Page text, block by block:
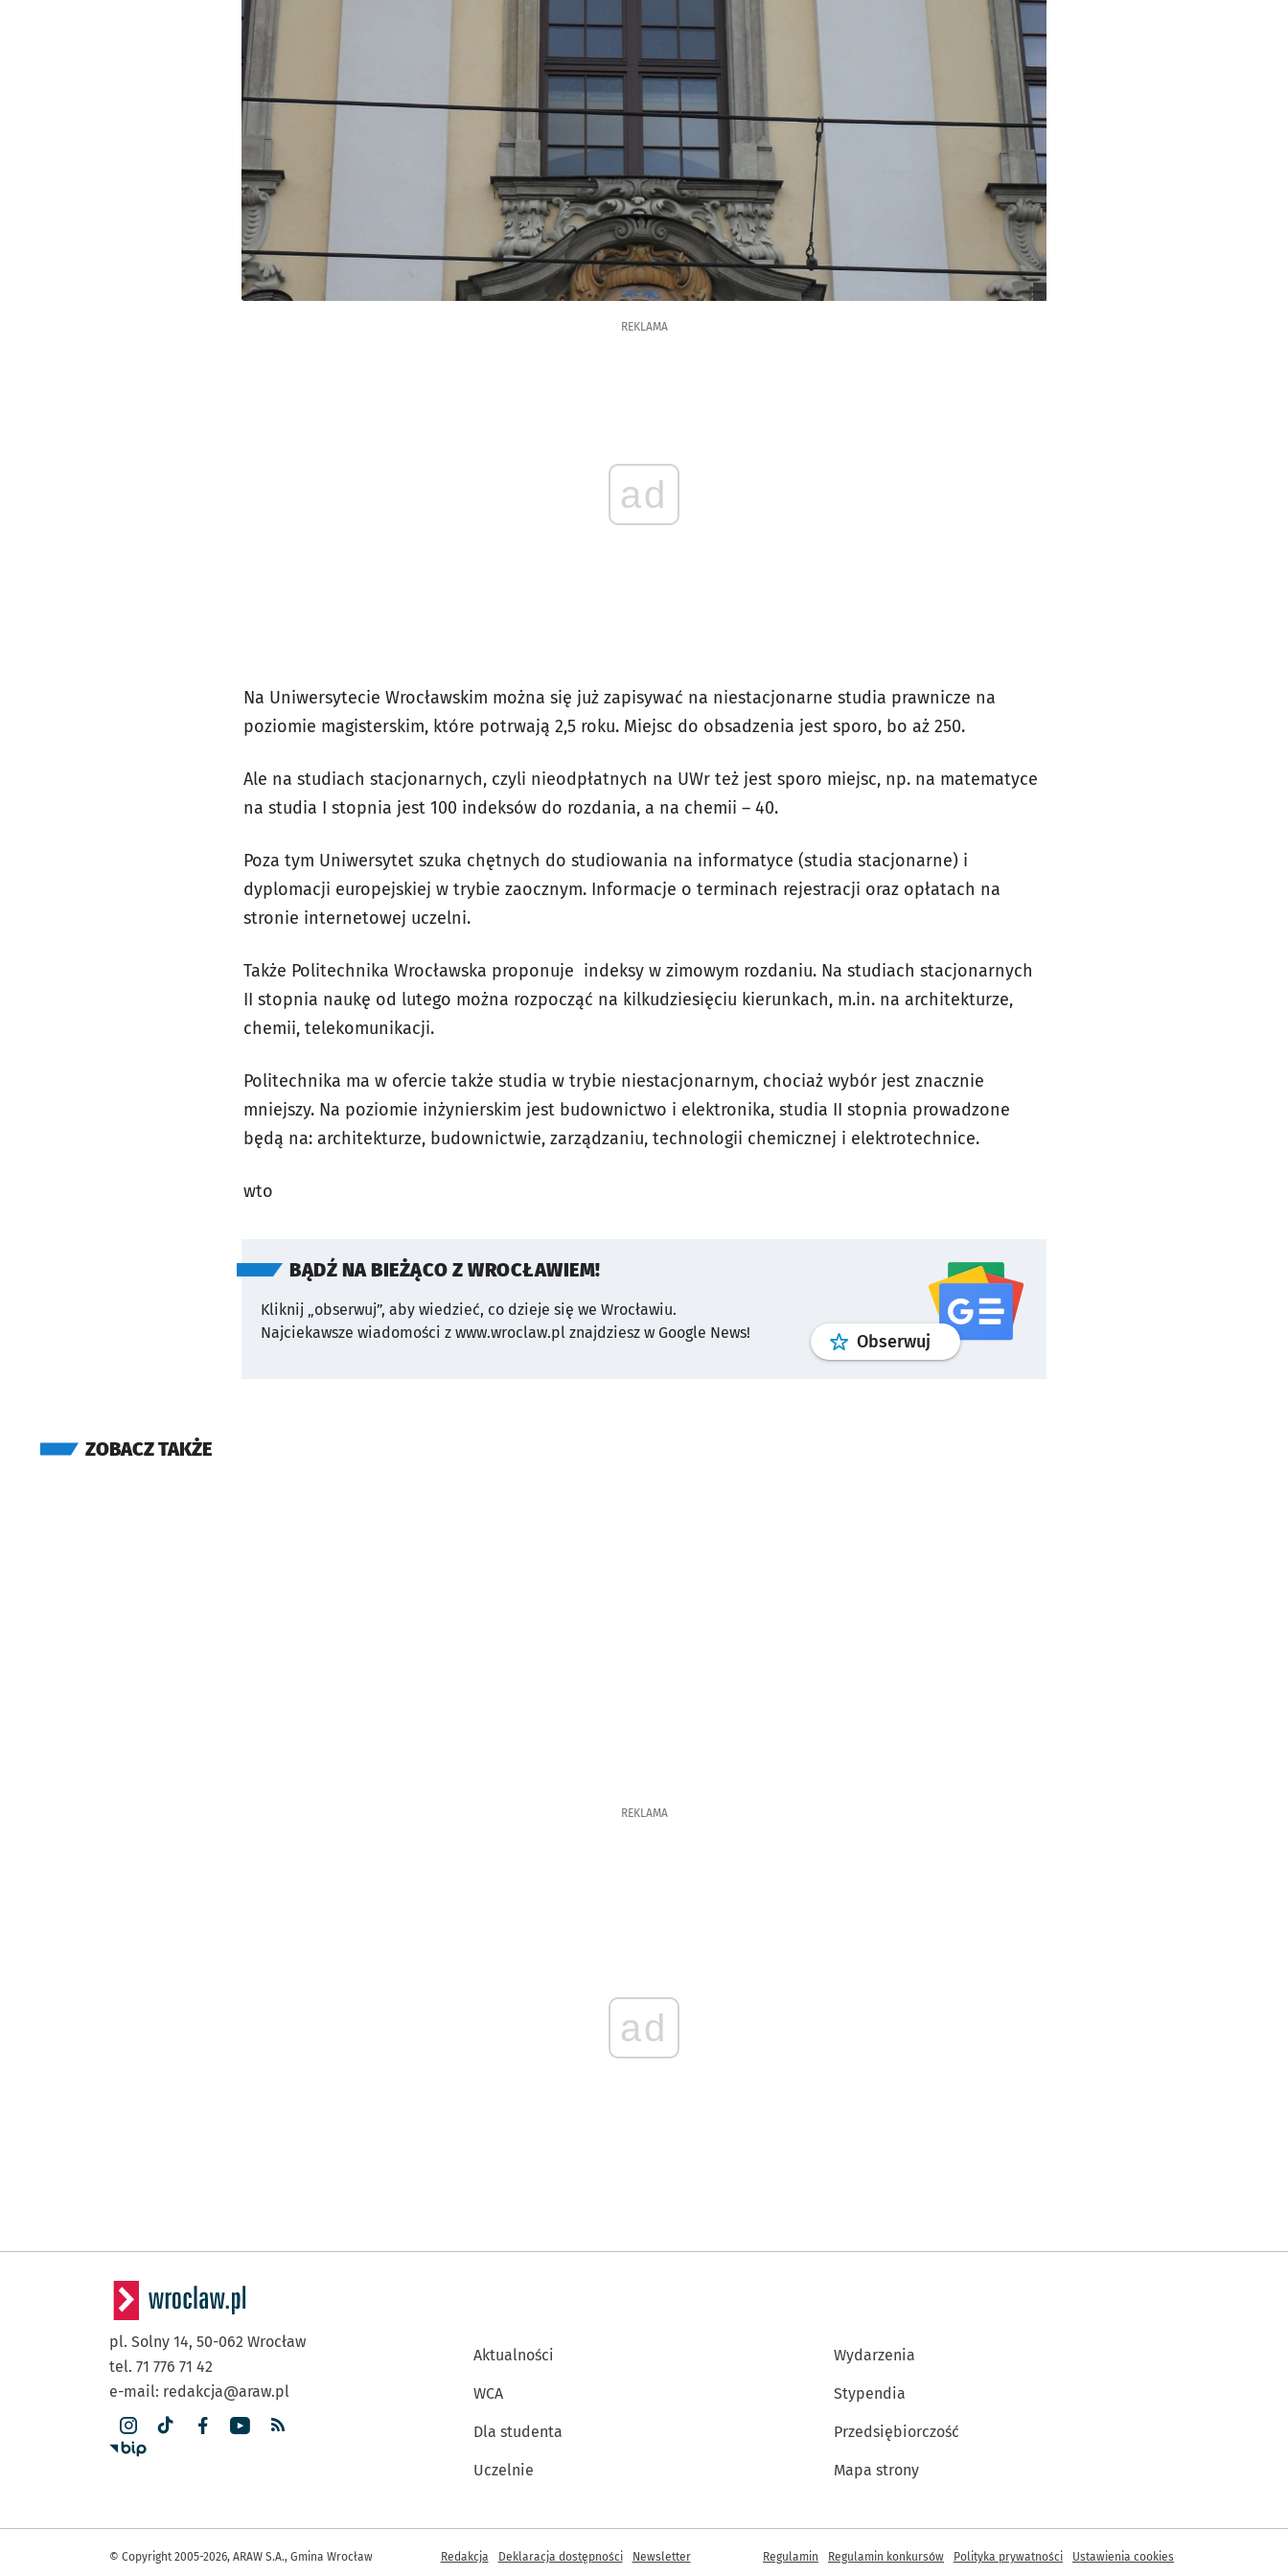
REKLAMA
ad
Na Uniwersytecie Wrocławskim można się już zapisywać na niestacjonarne studia prawnicze na
poziomie magisterskim, które potrwają 2,5 roku. Miejsc do obsadzenia jest sporo, bo aż 250.
Ale na studiach stacjonarnych, czyli nieodpłatnych na UWr też jest sporo miejsc, np. na matematyce
na studia I stopnia jest 100 indeksów do rozdania, a na chemii – 40.
Poza tym Uniwersytet szuka chętnych do studiowania na informatyce (studia stacjonarne) i
dyplomacji europejskiej w trybie zaocznym. Informacje o terminach rejestracji oraz opłatach na
stronie internetowej uczelni.
Także Politechnika Wrocławska proponuje indeksy w zimowym rozdaniu. Na studiach stacjonarnych
II stopnia naukę od lutego można rozpocząć na kilkudziesięciu kierunkach, m.in. na architekturze,
chemii, telekomunikacji.
Politechnika ma w ofercie także studia w trybie niestacjonarnym, chociaż wybór jest znacznie
mniejszy. Na poziomie inżynierskim jest budownictwo i elektronika, studia II stopnia prowadzone
będą na: architekturze, budownictwie, zarządzaniu, technologii chemicznej i elektrotechnice.
wto
BĄDŹ NA BIEŻĄCO Z WROCŁAWIEM!
Kliknij „obserwuj”, aby wiedzieć, co dzieje się we Wrocławiu.
Najciekawsze wiadomości z www.wroclaw.pl znajdziesz w Google News!
Obserwuj profilgoogle news
ZOBACZ TAKŻE
REKLAMA
ad
pl. Solny 14, 50-062 Wrocław
tel. 71 776 71 42
e-mail: redakcja@araw.pl
Aktualności
WCA
Dla studenta
Uczelnie
Wydarzenia
Stypendia
Przedsiębiorczość
Mapa strony
© Copyright 2005-2026, ARAW S.A., Gmina Wrocław Inne informacje
Redakcja Deklaracja dostępności Newsletter Regulamin Regulamin konkursów Polityka prywatności Ustawienia cookies